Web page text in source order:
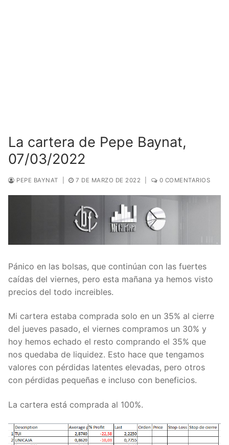
La cartera de Pepe Baynat,
07/03/2022
PEPE BAYNAT 7 DE MARZO DE 2022 0 COMENTARIOS
Pánico en las bolsas, que continúan con las fuertes
caídas del viernes, pero esta mañana ya hemos visto
precios del todo increibles.
Mi cartera estaba comprada solo en un 35% al cierre
del jueves pasado, el viernes compramos un 30% y
hoy hemos echado el resto comprando el 35% que
nos quedaba de liquidez. Esto hace que tengamos
valores con pérdidas latentes elevadas, pero otros
con pérdidas pequeñas e incluso con beneficios.
La cartera está comprada al 100%.